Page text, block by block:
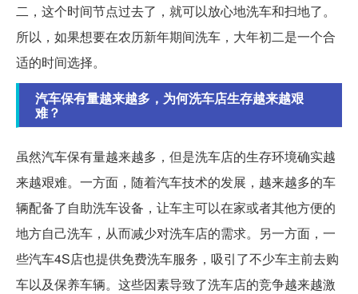
二，这个时间节点过去了，就可以放心地洗车和扫地了。
所以，如果想要在农历新年期间洗车，大年初二是一个合
适的时间选择。
汽车保有量越来越多，为何洗车店生存越来越艰
难？
虽然汽车保有量越来越多，但是洗车店的生存环境确实越
来越艰难。一方面，随着汽车技术的发展，越来越多的车
辆配备了自助洗车设备，让车主可以在家或者其他方便的
地方自己洗车，从而减少对洗车店的需求。另一方面，一
些汽车4S店也提供免费洗车服务，吸引了不少车主前去购
车以及保养车辆。这些因素导致了洗车店的竞争越来越激